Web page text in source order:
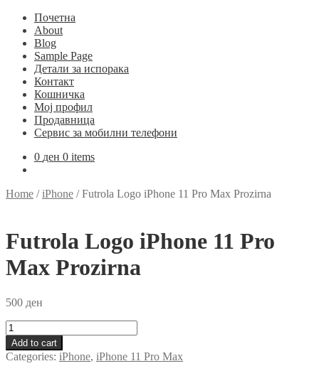
Почетна
About
Blog
Sample Page
Детали за испорака
Контакт
Кошничка
Мој профил
Продавница
Сервис за мобилни телефони
0 ден 0 items
Home /iPhone /Futrola Logo iPhone 11 Pro Max Prozirna
Futrola Logo iPhone 11 Pro
Max Prozirna
500 ден
Futrola
Logo
iPhone
11
Add to cart
Categories: iPhone, iPhone 11 Pro Max